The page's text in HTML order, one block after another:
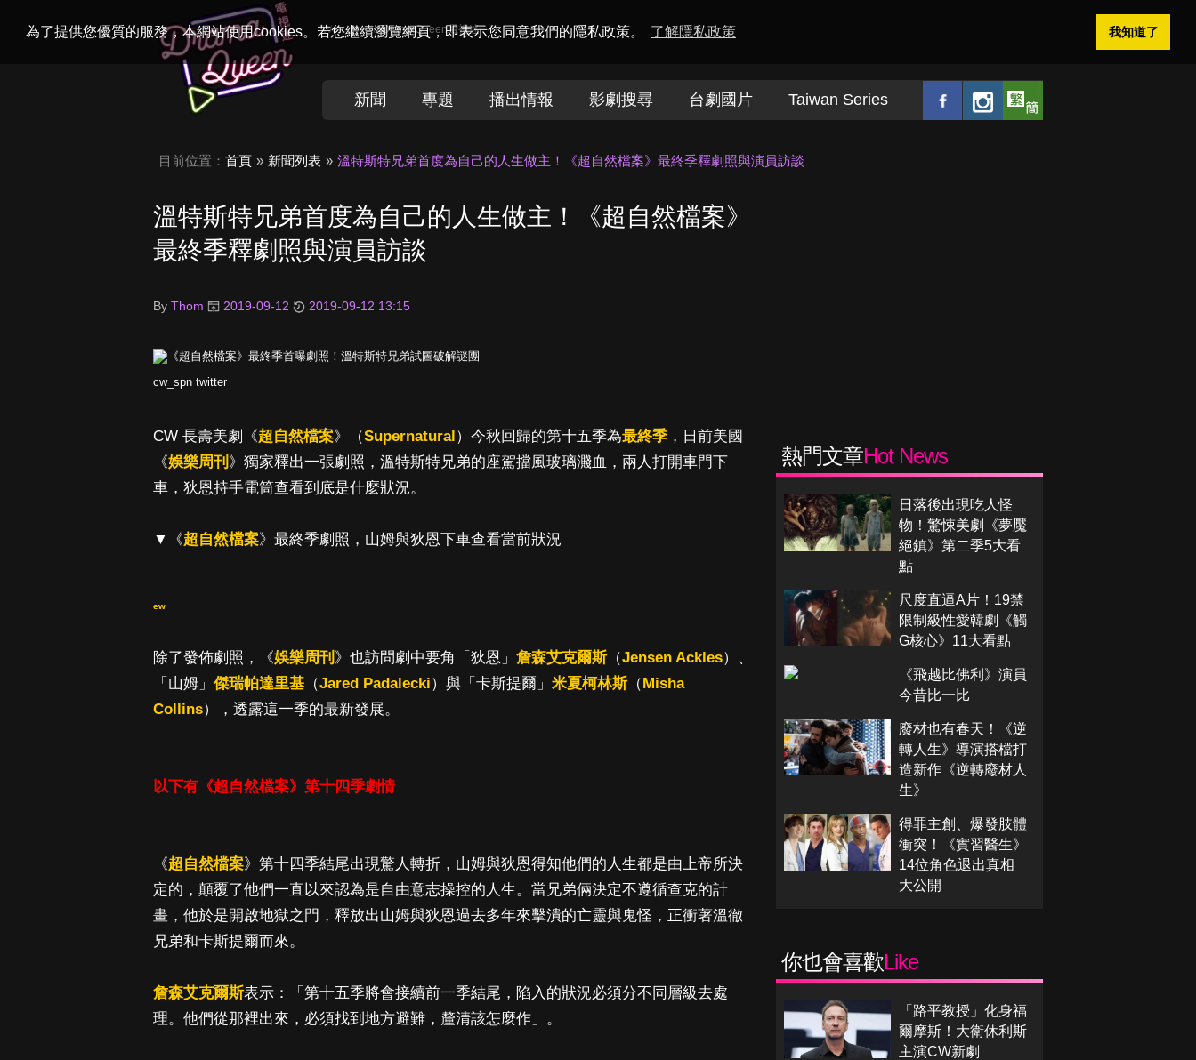
為了提供您優質的服務，本網站使用cookies。若您繼續瀏覽網頁，即表示您同意我們的隱私政策。 了解隱私政策 我知道了
Welcome toDramaQueen電視迷
新聞 專題 播出情報 影劇搜尋 台劇國片 Taiwan Series
目前位置： 首頁 新聞列表 溫特斯特兄弟首度為自己的人生做主！《超自然檔案》最終季釋劇照與演員訪談
溫特斯特兄弟首度為自己的人生做主！《超自然檔案》
最終季釋劇照與演員訪談
By Thom 2019-09-12 2019-09-12 13:15
cw_spn twitter
CW 長壽美劇《超自然檔案》（Supernatural）今秋回歸的第十五季為最終季 ，日前美國
《娛樂周刊 》獨家釋出一張劇照，溫特斯特兄弟的座駕擋風玻璃濺血，兩人打開車門下
車，狄恩持手電筒查看到底是什麼狀況。
▼《超自然檔案》最終季劇照，山姆與狄恩下車查看當前狀況
ew
除了發佈劇照，《娛樂周刊 》也訪問劇中要角「狄恩」 詹森艾克爾斯（Jensen Ackles）、
「山姆」 傑瑞帕達里基 （Jared Padalecki）與「卡斯提爾」 米夏柯林斯（Misha
Collins），透露這一季的最新發展。
以下有《超自然檔案》第十四季劇情
《超自然檔案》第十四季結尾出現驚人轉折，山姆與狄恩得知他們的人生都是由上帝所決
定的，顛覆了他們一直以來認為是自由意志操控的人生。當兄弟倆決定不遵循查克的計
畫，他於是開啟地獄之門，釋放出山姆與狄恩過去多年來擊潰的亡靈與鬼怪，正衝著溫徹
兄弟和卡斯提爾而來。
詹森艾克爾斯表示：「第十五季將會接續前一季結尾，陷入的狀況必須分不同層級去處
理。他們從那裡出來，必須找到地方避難，釐清該怎麼作」。
熱門文章Hot News
日落後出現吃人怪
物！驚悚美劇《夢魘
絕鎮》第二季5大看
點
尺度直逼A片！19禁
限制級性愛韓劇《觸
G核心》11大看點
《飛越比佛利》演員
今昔比一比
廢材也有春天！《逆
轉人生》導演搭檔打
造新作《逆轉廢材人
生》
得罪主創、爆發肢體
衝突！《實習醫生》
14位角色退出真相
大公開
你也會喜歡Like
「路平教授」化身福
爾摩斯！大衛休利斯
主演CW新劇